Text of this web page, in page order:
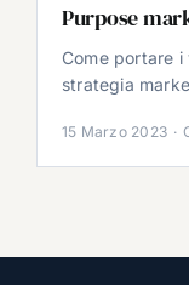
Purpose
Come portare
strategia
15 Marzo 2023 ·